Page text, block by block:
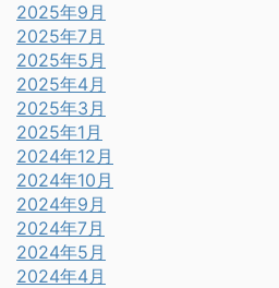
2025年9月
2025年7月
2025年5月
2025年4月
2025年3月
2025年1月
2024年12月
2024年10月
2024年9月
2024年7月
2024年5月
2024年4月